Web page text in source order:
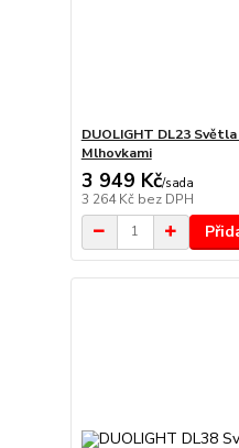
DUOLIGHT DL23
Mlhovkami
3 949 Kč/sada
3 264 Kč bez DPH